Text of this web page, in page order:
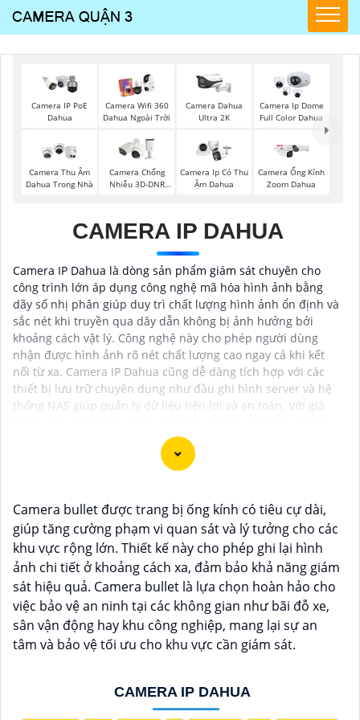
Camera IP PoE
Dahua
Camera Wifi 360
Dahua Ngoài Trời
Camera Dahua
Ultra 2K
Camera Ip Dome
Full Color Dahua
Camera Thu Âm
Dahua Trong Nhà
Camera Chống
Nhiễu 3D-DNR
Camera Ip Có Thu
Ậm Dahua
Camera Ống Kính
Zoom Dahua
CAMERA IP DAHUA
Camera IP Dahua là dòng sản phẩm giám sát chuyên cho
công trình lớn áp dụng công nghệ mã hóa hình ảnh bằng
dãy số nhị phân giúp duy trì chất lượng hình ảnh ổn định và
sắc nét khi truyền qua dây dẫn không bị ảnh hưởng bởi
khoảng cách vật lý. Công nghệ này cho phép người dùng
nhận được hình ảnh rõ nét chất lượng cao ngay cả khi kết
nối từ xa. Camera IP Dahua cũng dễ dàng tích hợp với các
thiết bị lưu trữ chuyên dụng như đầu ghi hình server và hệ
thống NAS giúp quản lý dữ liệu tiện lợi và an toàn. Với giá
chọn hàng đầu cho giải pháp giám sát hiện nay.
Dạ chắc chắn, đây là tư vấn của tôi về Camera Dahua
chính hãng giá rẻ và chất lượng:
1:Camera Dahua là một thương hiệu nổi tiếng về sản
phẩm an ninh và giám sát.⚒2:Để Hoàn toàn tin cậy
mua Camera Dahua chính hãng, bạn nên mua từ các
cửa hàng uy tín hoặc các đại lý chính thức của
Dahua.☄️3: Mức giá của Camera Dahua có thể thay
Camera Dahua được đánh giá cao với độ phân giải
Camera bullet được trang bị ống kính có tiêu cự dài,
giúp tăng cường phạm vi quan sát và lý tưởng cho các
khu vực rộng lớn. Thiết kế này cho phép ghi lại hình
ảnh chi tiết ở khoảng cách xa, đảm bảo khả năng giám
sát hiệu quả. Camera bullet là lựa chọn hoàn hảo cho
việc bảo vệ an ninh tại các không gian như bãi đỗ xe,
sân vận động hay khu công nghiệp, mang lại sự an
tâm và bảo vệ tối ưu cho khu vực cần giám sát.
CAMERA IP DAHUA